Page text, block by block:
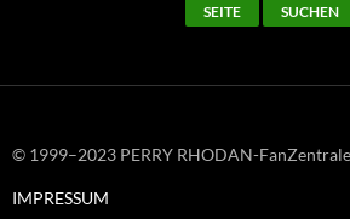
© 1999–2023 PERRY RHODAN-FanZentrale
IMPRESSUM